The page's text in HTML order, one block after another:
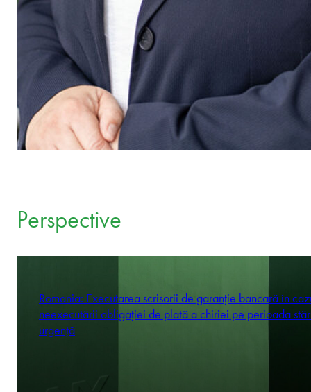
Perspective
Romania: Executarea scrisorii de garanție bancară în
neexecutării obligației de plată a chiriei pe perioada
urgență